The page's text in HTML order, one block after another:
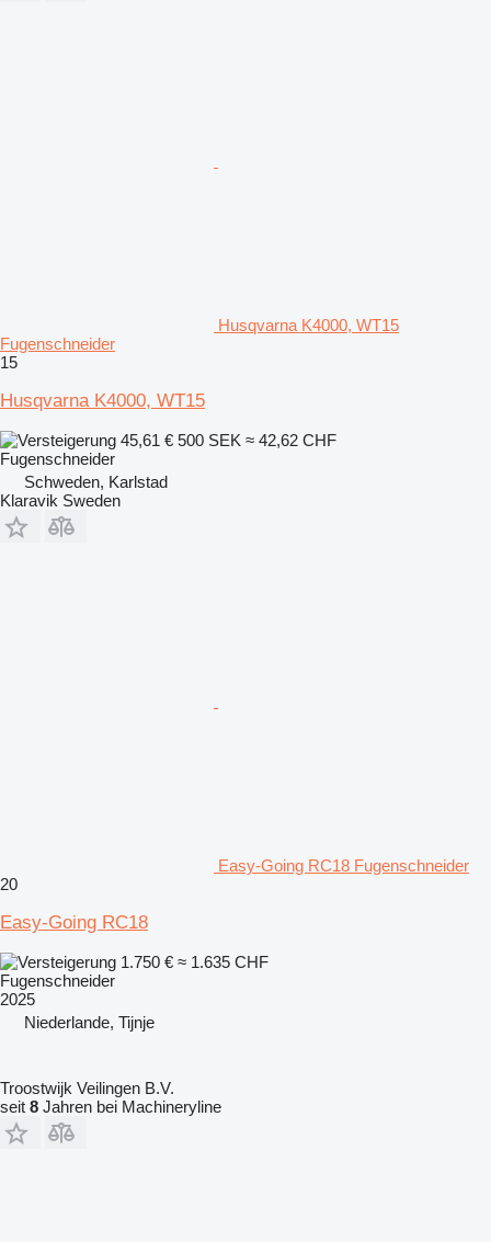
Husqvarna K4000, WT15
Fugenschneider
15
Husqvarna K4000, WT15
45,61 € 500 SEK ≈ 42,62 CHF
Fugenschneider
Schweden, Karlstad
Klaravik Sweden
Easy-Going RC18 Fugenschneider
20
Easy-Going RC18
1.750 € ≈ 1.635 CHF
Fugenschneider
2025
Niederlande, Tijnje
Troostwijk Veilingen B.V.
seit 8 Jahren bei Machineryline